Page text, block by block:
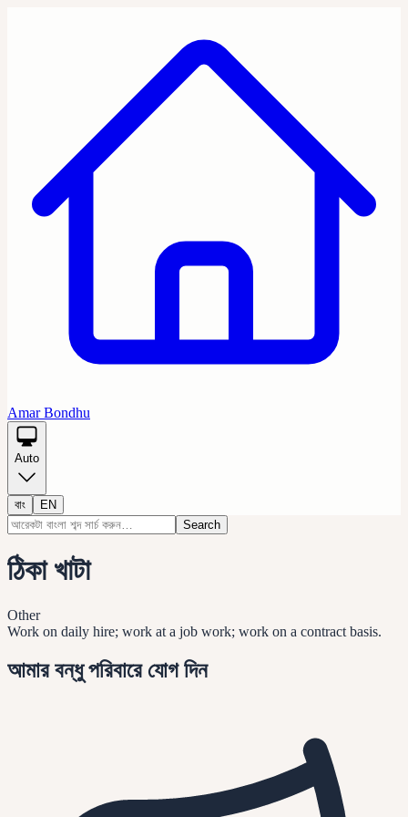
Amar Bondhu
Auto
বাং
EN
Search
ঠিকা খাটা
Other
Work on daily hire; work at a job work; work on a contract basis.
আমার বন্ধু পরিবারে যোগ দিন